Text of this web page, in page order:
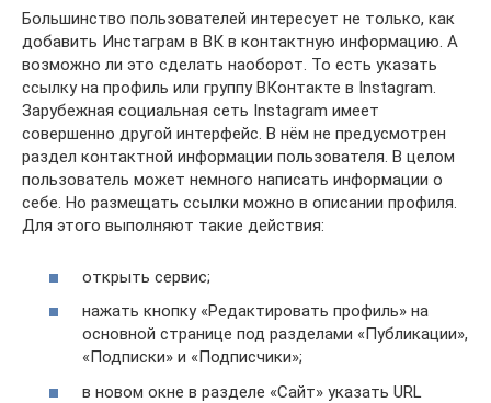
Большинство пользователей интересует не только, как
добавить Инстаграм в ВК в контактную информацию. А
возможно ли это сделать наоборот. То есть указать
ссылку на профиль или группу ВКонтакте в Instagram.
Зарубежная социальная сеть Instagram имеет
совершенно другой интерфейс. В нём не предусмотрен
раздел контактной информации пользователя. В целом
пользователь может немного написать информации о
себе. Но размещать ссылки можно в описании профиля.
Для этого выполняют такие действия:
открыть сервис;
нажать кнопку «Редактировать профиль» на
основной странице под разделами «Публикации»,
«Подписки» и «Подписчики»;
в новом окне в разделе «Сайт» указать URL